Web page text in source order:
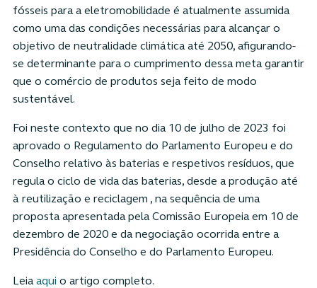
fósseis para a eletromobilidade é atualmente assumida
como uma das condições necessárias para alcançar o
objetivo de neutralidade climática até 2050, afigurando-
se determinante para o cumprimento dessa meta garantir
que o comércio de produtos seja feito de modo
sustentável.
Foi neste contexto que no dia 10 de julho de 2023 foi
aprovado o Regulamento do Parlamento Europeu e do
Conselho relativo às baterias e respetivos resíduos, que
regula o ciclo de vida das baterias, desde a produção até
à reutilização e reciclagem , na sequência de uma
proposta apresentada pela Comissão Europeia em 10 de
dezembro de 2020 e da negociação ocorrida entre a
Presidência do Conselho e do Parlamento Europeu.
Leiaaqui o artigo completo.